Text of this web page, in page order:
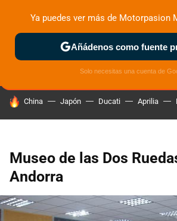
ZONA DE PRUEBAS DEPORTIVAS
HOY SE HABLA DE
China Japón Ducati Aprilia
Museo de las Dos
Andorra
Ya puedes ver más de Motorpasion
Añádenos como fuente
Solo necesitas una cuenta de